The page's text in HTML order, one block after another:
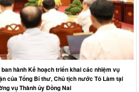
hành Kế hoạch triển khai các nhiệm vụ
của Tổng Bí thư, Chủ tịch nước Tô Lâm tại
vụ Thành ủy Đồng Nai